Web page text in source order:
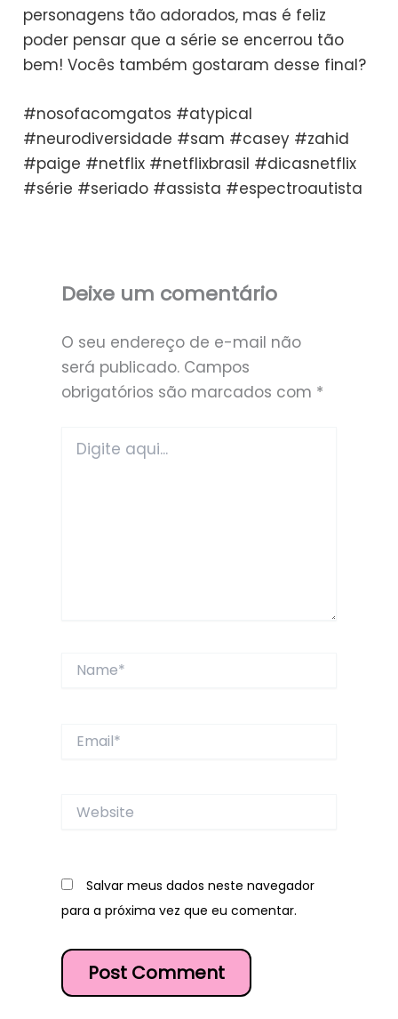
personagens tão adorados, mas é feliz
poder pensar que a série se encerrou tão
bem! Vocês também gostaram desse final?
#nosofacomgatos #atypical
#neurodiversidade #sam #casey #zahid
#paige #netflix #netflixbrasil #dicasnetflix
#série #seriado #assista #espectroautista
Deixe um comentário
O seu endereço de e-mail não
será publicado. Campos
obrigatórios são marcados com *
aqui...
Website
Salvar meus dados neste navegador
para a próxima vez que eu comentar.